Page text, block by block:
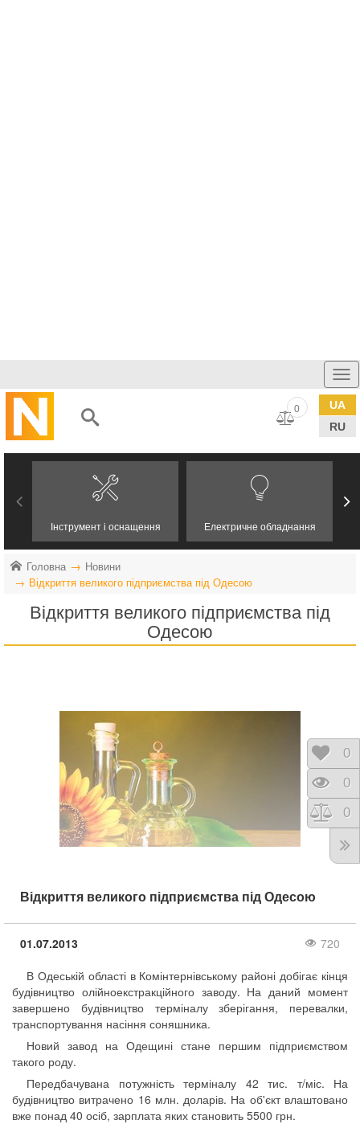
UA
RU
0
Інструмент і оснащення Електричне обладнання
Головна
Новини
Відкриття великого підприємства під Одесою
Відкриття великого підприємства під
Одесою
Відкриття великого підприємства під Одесою
01.07.2013
720
В Одеській області в Комінтернівському районі добігає кінця
будівництво олійноекстракційного заводу. На даний момент
завершено будівництво терміналу зберігання, перевалки,
транспортування насіння соняшника.
Новий завод на Одещині стане першим підприємством
такого роду.
Передбачувана потужність терміналу 42 тис. т/міс. На
будівництво витрачено 16 млн. доларів. На об'єкт влаштовано
вже понад 40 осіб, зарплата яких становить 5500 грн.
0
0
0